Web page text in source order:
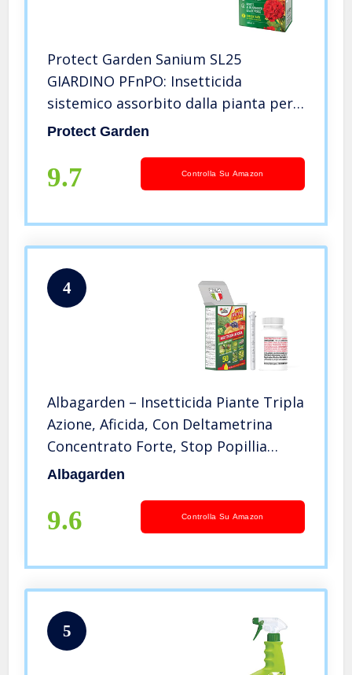
Protect Garden Sanium SL25
GIARDINO PFnPO: Insetticida
sistemico assorbito dalla pianta per
eliminare afidi e cocciniglia, 100ml
Protect Garden
9.7 Controlla Su Amazon
4
Albagarden – Insetticida Piante Tripla
Azione, Aficida, Con Deltametrina
Concentrato Forte, Stop Popillia
Japonica Cocciniglia Insetti Afidi
Repellente X 50 ml
Albagarden
9.6 Controlla Su Amazon
5